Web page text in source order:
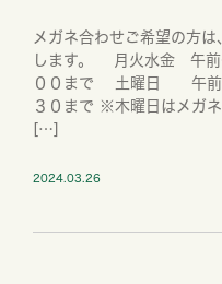
メガネ合わせご希望の方
します。 月火水金 午前
００まで 土曜日 午前
３０まで ※木曜日はメガ
[…]
2024.03.26